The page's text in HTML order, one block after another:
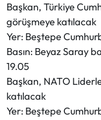
Başkan, Türkiye
görüşmeye katılacak
Yer: Beştepe
Basın: Beyaz Saray
19.05
Başkan, NATO
katılacak
Yer: Beştepe